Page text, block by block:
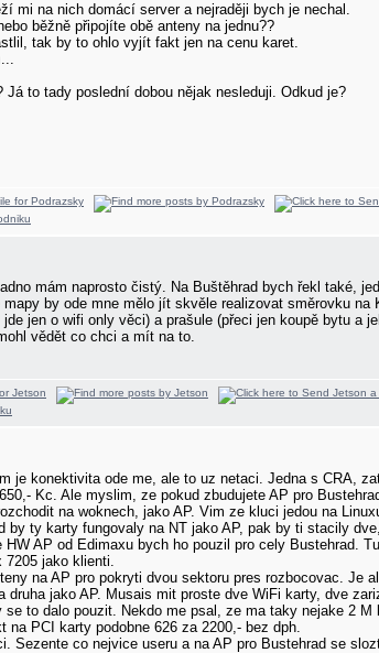
mi na nich domácí server a nejraději bych je nechal.
běžně připojíte obě anteny na jednu??
tak by to ohlo vyjít fakt jen na cenu karet.
Já to tady poslední dobou nějak nesleduji. Odkud je?
mám naprosto čistý. Na Buštěhrad bych řekl také,
by ode mne mělo jít skvěle realizovat směrovku
jen o wifi only věci) a prašule (přeci jen koupě bytu a
vědět co chci a mít na to.
je konektivita ode me, ale to uz netaci. Jedna s CRA,
Kc. Ale myslim, ze pokud zbudujete AP pro
na woknech, jako AP. Vim ze kluci jedou na
ty karty fungovaly na NT jako AP, pak by ti stacily
AP od Edimaxu bych ho pouzil pro cely Bustehrad.
7205 jako klienti.
na AP pro pokryti dvou sektoru pres rozbocovac.
druha jako AP. Musais mit proste dve WiFi karty, dve
to dalo pouzit. Nekdo me psal, ze ma taky nejake 2
PCI karty podobne 626 za 2200,- bez dph.
Sezente co nejvice useru a na AP pro Bustehrad se